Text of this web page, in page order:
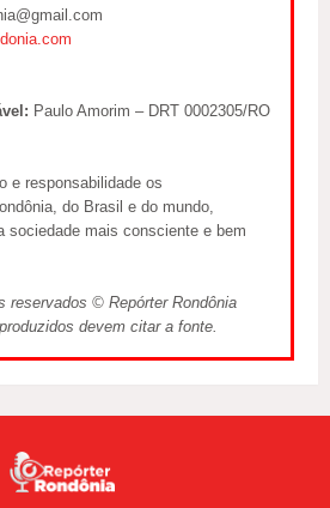
Paulo Amorim – DRT 0002305/RO
e responsabilidade os
do Brasil e do mundo,
sociedade mais consciente e bem
reservados © Repórter Rondônia
devem citar a fonte.